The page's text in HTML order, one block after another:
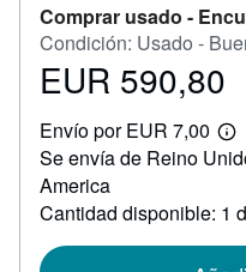
Comprar usado -
Condición: Usado -
Precio
590,80
EUR 590,80
Envío por EUR 7,00
Más
Se envía de Reino
America
Cantidad disponible: 1